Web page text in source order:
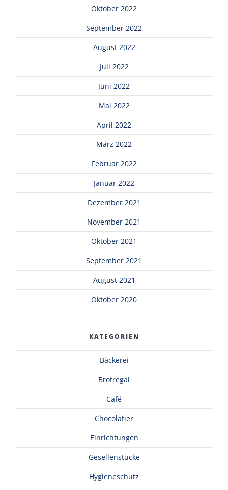
Oktober 2022
September 2022
August 2022
Juli 2022
Juni 2022
Mai 2022
April 2022
März 2022
Februar 2022
Januar 2022
Dezember 2021
November 2021
Oktober 2021
September 2021
August 2021
Oktober 2020
KATEGORIEN
Bäckerei
Brotregal
Café
Chocolatier
Einrichtungen
Gesellenstücke
Hygieneschutz